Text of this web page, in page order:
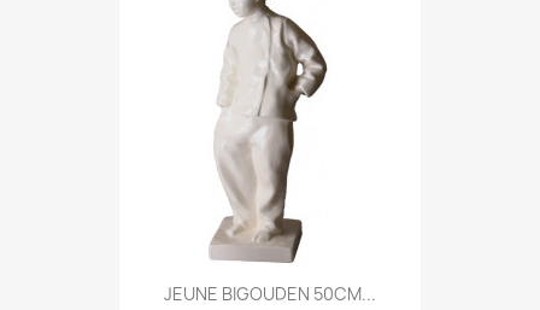
JEUNE BIGOUDEN 50CM...